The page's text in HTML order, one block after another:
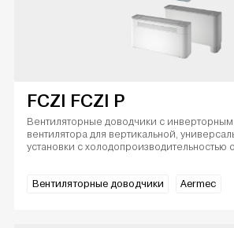
FCZI FCZI P
Вентиляторные доводчики с инверторным
вентилятора для вертикальной,
установки с холодопроизводительностью
Вентиляторные доводчики Aermec